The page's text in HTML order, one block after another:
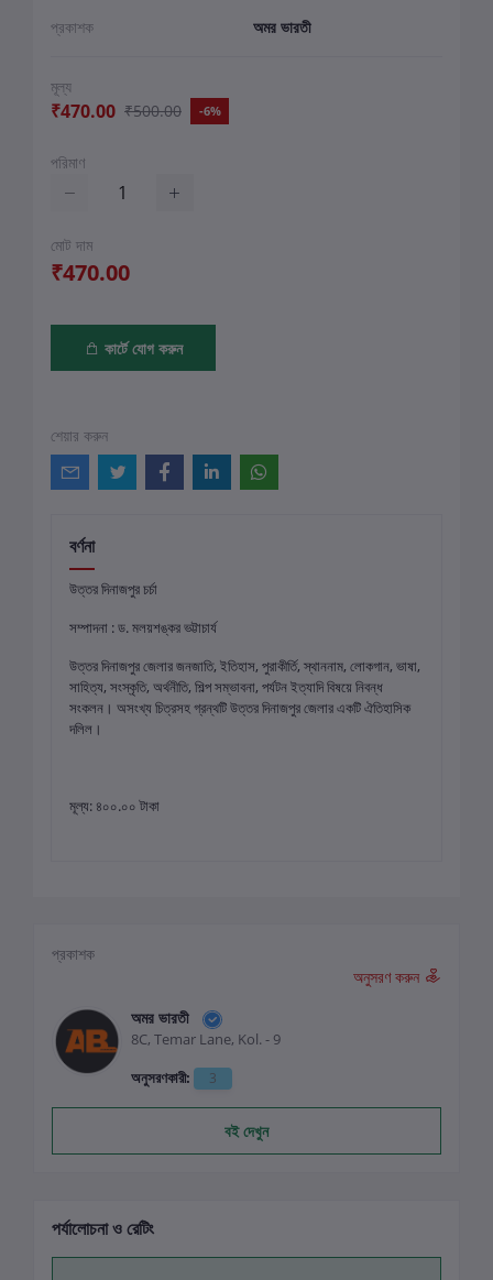
প্রকাশক
অমর ভারতী
মূল্য
₹470.00 ₹500.00 -6%
পরিমাণ
মোট দাম
₹470.00
কার্টে যোগ করুন
শেয়ার করুন
বর্ণনা
উত্তর দিনাজপুর চর্চা
সম্পাদনা : ড. মলয়শঙ্কর ভট্টাচার্য
উত্তর দিনাজপুর জেলার জনজাতি, ইতিহাস, পুরাকীর্তি, স্থাননাম, লোকগান, ভাষা,
সাহিত্য, সংস্কৃতি, অর্থনীতি, শিল্প সম্ভাবনা, পর্যটন ইত্যাদি বিষয়ে নিবন্ধ
সংকলন। অসংখ্য চিত্রসহ গ্রন্থটি উত্তর দিনাজপুর জেলার একটি ঐতিহাসিক
দলিল।
মূল্য: ৪০০.০০ টাকা
প্রকাশক
অনুসরণ করুন
অমর ভারতী
8C, Temar Lane, Kol. - 9
অনুসরণকারী:
3
বই দেখুন
পর্যালোচনা ও রেটিং